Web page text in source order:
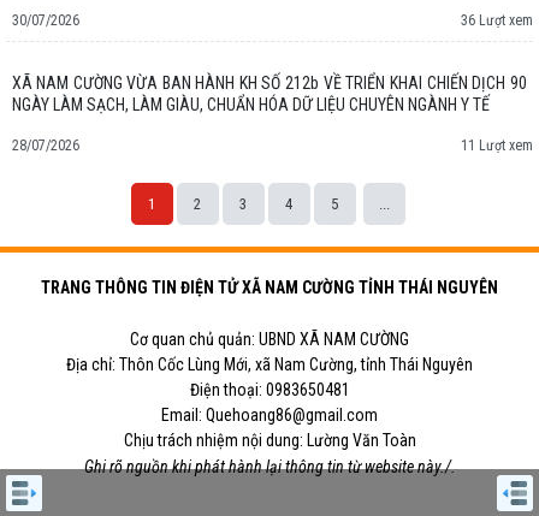
30/07/2026 36 Lượt xem
XÃ NAM CƯỜNG VỪA BAN HÀNH KH SỐ 212b VỀ TRIỂN KHAI CHIẾN DỊCH 90
NGÀY LÀM SẠCH, LÀM GIÀU, CHUẨN HÓA DỮ LIỆU CHUYÊN NGÀNH Y TẾ
28/07/2026 11 Lượt xem
1 2 3 4 5 ...
TRANG THÔNG TIN ĐIỆN TỬ XÃ NAM CƯỜNG TỈNH THÁI NGUYÊN
Cơ quan chủ quản: UBND XÃ NAM CƯỜNG
Địa chỉ: Thôn Cốc Lùng Mới, xã Nam Cường, tỉnh Thái Nguyên
Điện thoại: 0983650481
Email: Quehoang86@gmail.com
Chịu trách nhiệm nội dung: Lường Văn Toàn
Ghi rõ nguồn khi phát hành lại thông tin từ website này./.